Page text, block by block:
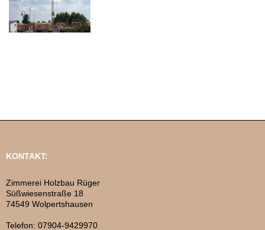
KONTAKT:
Zimmerei Holzbau Rüger
Süßwiesenstraße 18
74549 Wolpertshausen
Telefon: 07904-9429970